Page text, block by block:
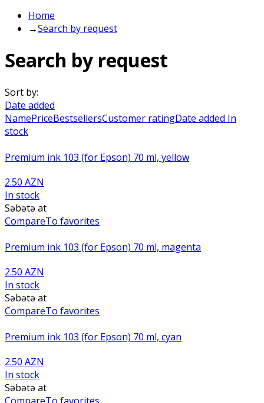
Home
→Search by request
Search by request
Sort by:
Date added
NamePriceBestsellersCustomer ratingDate added In
stock
Premium ink 103 (for Epson) 70 ml, yellow
2.50 AZN
In stock
Səbətə at
CompareTo favorites
Premium ink 103 (for Epson) 70 ml, magenta
2.50 AZN
In stock
Səbətə at
CompareTo favorites
Premium ink 103 (for Epson) 70 ml, cyan
2.50 AZN
In stock
Səbətə at